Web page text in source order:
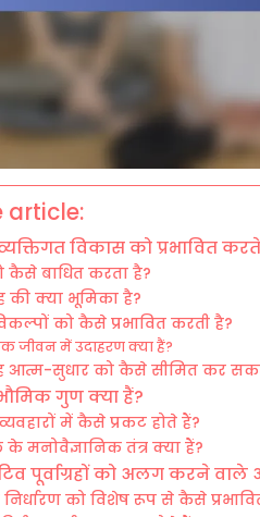
article:
विकास को प्रभावित
कैसे बाधित करता है?
की क्या भूमिका है?
को कैसे प्रभावित करती है?
जीवन में उदाहरण क्या हैं?
आत्म-सुधार को कैसे सीमित कर
गुण क्या हैं?
में कैसे प्रकट होते हैं?
के मनोवैज्ञानिक तंत्र क्या हैं?
पूर्वाग्रहों को अलग करने वाले
निर्धारण को विशेष रूप से कैसे